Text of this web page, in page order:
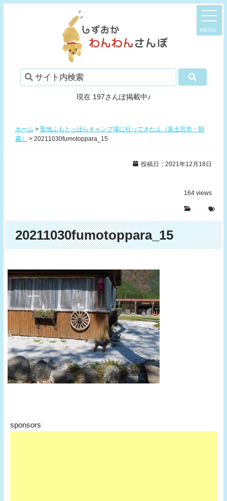
現在 197さんぽ掲載中♪
ホーム > 聖地ふもとっぱらキャンプ場に行ってきたよ（富士宮市・朝
霧）
> 20211030fumotoppara_15
投稿日：2021年12月18日
164 views
20211030fumotoppara_15
sponsors